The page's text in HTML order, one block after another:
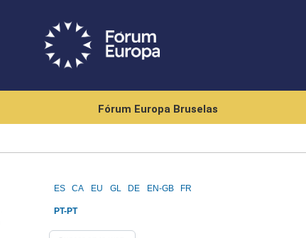
Fórum Europa Bruselas
ES CA EU GL DE EN-GB FR
PT-PT